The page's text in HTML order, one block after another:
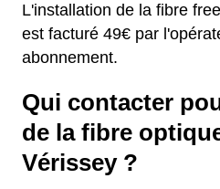
L'installation de la fibre
est facturé 49€ par
abonnement.
Qui contacter
de la fibre
Vérissey ?